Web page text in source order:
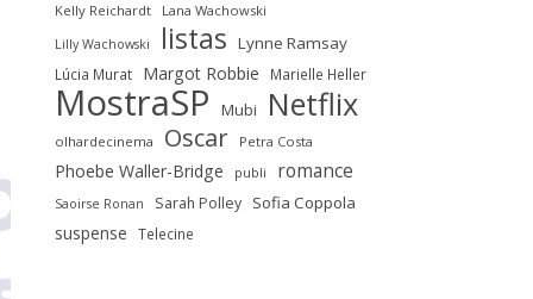
Kelly Reichardt Lana Wachowski
Lilly Wachowski listas Lynne Ramsay
Lúcia Murat Margot Robbie Marielle Heller
MostraSP Mubi Netflix
olhardecinema Oscar Petra Costa
Phoebe Waller-Bridge publi romance
Saoirse Ronan Sarah Polley Sofia Coppola
suspense Telecine